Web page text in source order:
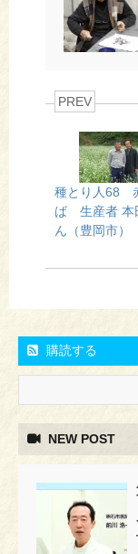
PREV
種とり人68
ば 生産者 本
ん（豊岡市）
購読する
NEW POST